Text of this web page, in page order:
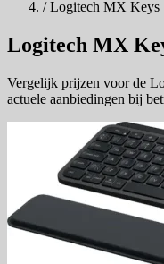
/ Logitech MX Keys
Logitech MX
Vergelijk prijzen voor de
actuele aanbiedingen bij